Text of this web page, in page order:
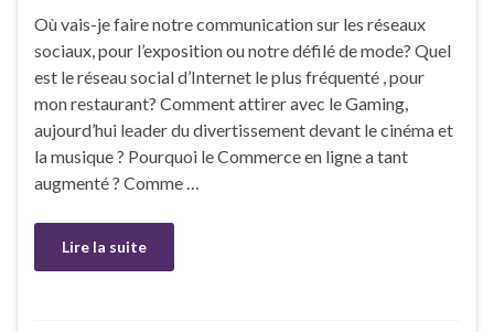
Où vais-je faire notre communication sur les réseaux
sociaux, pour l’exposition ou notre défilé de mode? Quel
est le réseau social d’Internet le plus fréquenté , pour
mon restaurant? Comment attirer avec le Gaming,
aujourd’hui leader du divertissement devant le cinéma et
la musique ? Pourquoi le Commerce en ligne a tant
augmenté ? Comme …
Lire la suite